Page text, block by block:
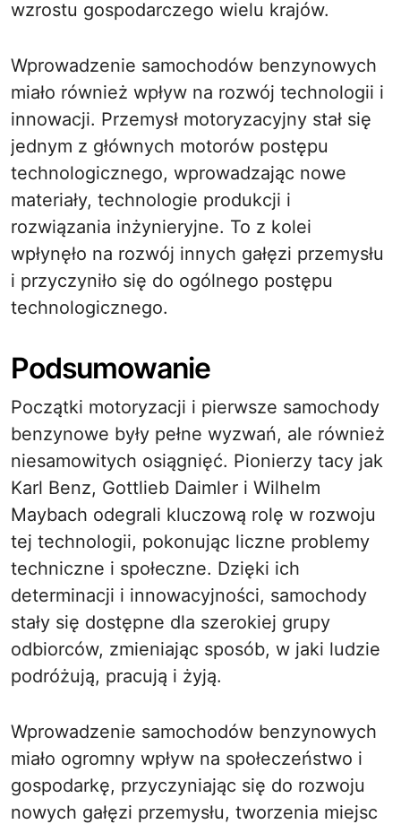
wzrostu gospodarczego wielu krajów.
Wprowadzenie samochodów benzynowych
miało również wpływ na rozwój technologii i
innowacji. Przemysł motoryzacyjny stał się
jednym z głównych motorów postępu
technologicznego, wprowadzając nowe
materiały, technologie produkcji i
rozwiązania inżynieryjne. To z kolei
wpłynęło na rozwój innych gałęzi przemysłu
i przyczyniło się do ogólnego postępu
technologicznego.
Podsumowanie
Początki motoryzacji i pierwsze samochody
benzynowe były pełne wyzwań, ale również
niesamowitych osiągnięć. Pionierzy tacy jak
Karl Benz, Gottlieb Daimler i Wilhelm
Maybach odegrali kluczową rolę w rozwoju
tej technologii, pokonując liczne problemy
techniczne i społeczne. Dzięki ich
determinacji i innowacyjności, samochody
stały się dostępne dla szerokiej grupy
odbiorców, zmieniając sposób, w jaki ludzie
podróżują, pracują i żyją.
Wprowadzenie samochodów benzynowych
miało ogromny wpływ na społeczeństwo i
gospodarkę, przyczyniając się do rozwoju
nowych gałęzi przemysłu, tworzenia miejsc